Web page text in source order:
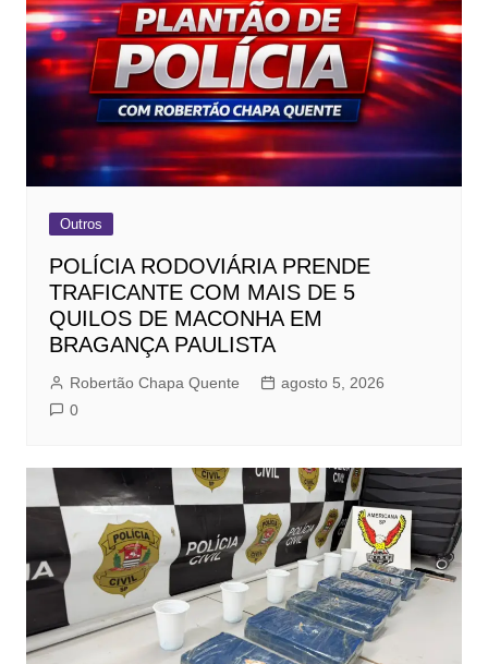
Outros
POLÍCIA RODOVIÁRIA PRENDE
TRAFICANTE COM MAIS DE 5
QUILOS DE MACONHA EM
BRAGANÇA PAULISTA
Robertão Chapa Quente
agosto 5, 2026
0